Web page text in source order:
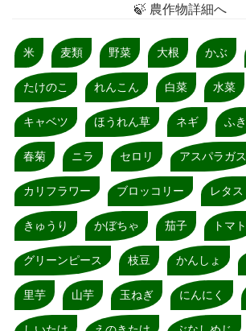
🍃 農作物詳細へ
米 麦類 野菜 大根 かぶ
たけのこ れんこん 白菜 水菜
キャベツ ほうれん草 ネギ ふき
春菊 ニラ セロリ アスパラガス
カリフラワー ブロッコリー レタス
きゅうり かぼちゃ 茄子 トマト
グリーンピース 枝豆 かんしょ
里芋 山芋 玉ねぎ にんにく